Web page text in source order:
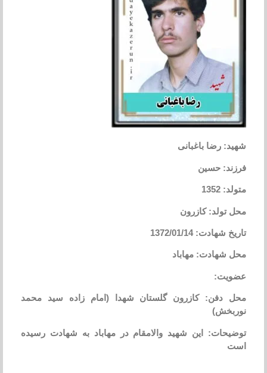
شهید: رضا باغبانی
فرزند: حسین
متولد: 1352
محل تولد: کازرون
تاریخ شهادت: 1372/01/14
محل شهادت: مهاباد
عضویت:
محل دفن: کازرون گلستان شهدا (امام زاده سید محمد
نوربخش)
توضیحات: این شهید والامقام در مهاباد به شهادت رسیده
است